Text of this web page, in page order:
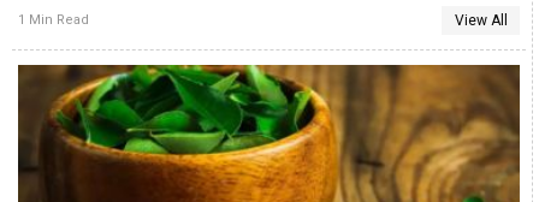
1 Min Read View All